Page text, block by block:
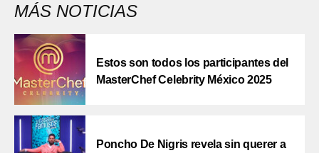
MÁS NOTICIAS
Estos son todos los participantes del
MasterChef Celebrity México 2025
Poncho De Nigris revela sin querer a